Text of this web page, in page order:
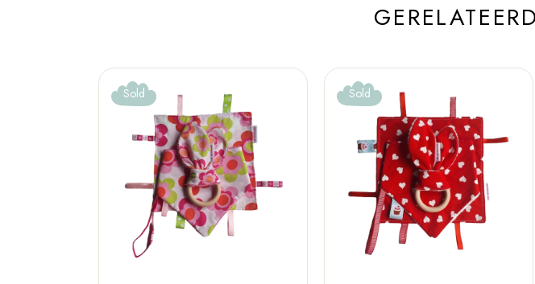
Sold Sold